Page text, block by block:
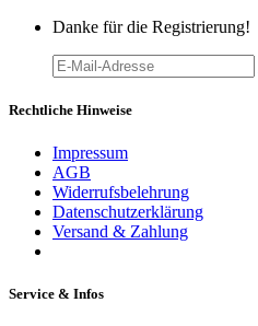
Danke für die Registrierung!
Rechtliche Hinweise
Impressum
AGB
Widerrufsbelehrung
Datenschutzerklärung
Versand & Zahlung
Service & Infos